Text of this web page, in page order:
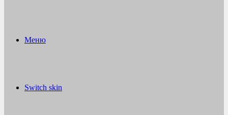
Меню
Switch skin